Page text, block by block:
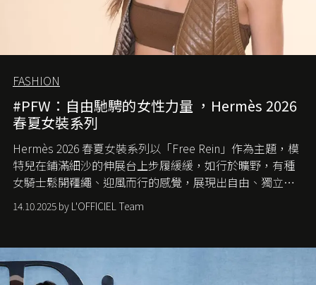
FASHION
#PFW：自由馳騁的女性力量 ，Hermès 2026
春夏女裝系列
Hermès 2026 春夏女裝系列以「Free Rein」作為主題，模
特兒在鋪滿細沙的伸展台上步履緩緩，如行於曠野，有種
女騎士鬆開韁繩、迎風而行的感覺，展現出自由、獨立與
從容的態度。
14.10.2025 by L'OFFICIEL Team